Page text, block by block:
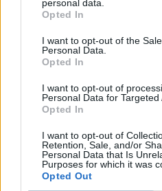
personal data.
Opted In
I want to opt-out of the
Personal Data.
Opted In
I want to opt-out of
Personal Data for Targeted
Opted In
I want to opt-out of
Retention, Sale, and/or
Personal Data that Is
Purposes for which it was
Opted Out
mail
Witryna
internetowa
Zapamiętaj moje
przeglądarce
komentarzy.